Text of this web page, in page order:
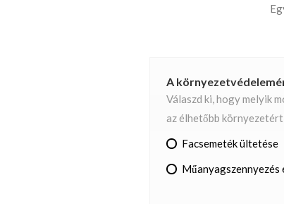
A
Válaszd ki, hogy melyik
az élhetőbb
Facsemeték ültetése
Műanyagszennyezés